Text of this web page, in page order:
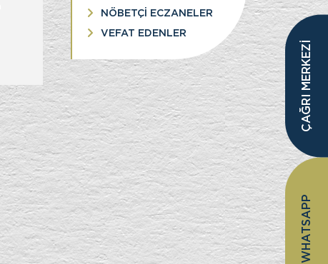
WHATSAPP
ÇAĞRI MERKEZİ
NÖBETÇİ ECZANELER
VEFAT EDENLER